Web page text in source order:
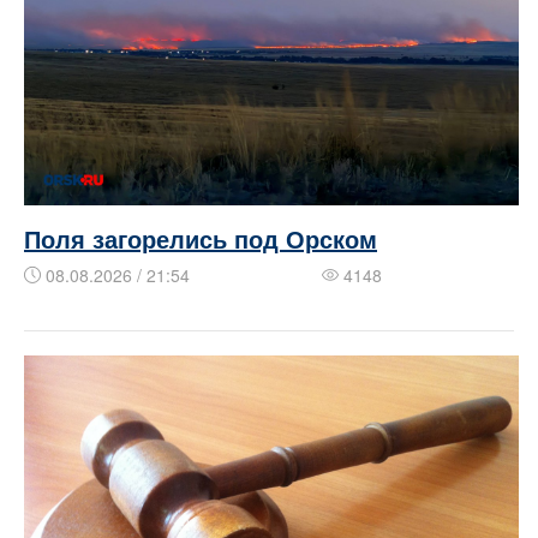
Поля загорелись под Орском
08.08.2026 / 21:54 4148